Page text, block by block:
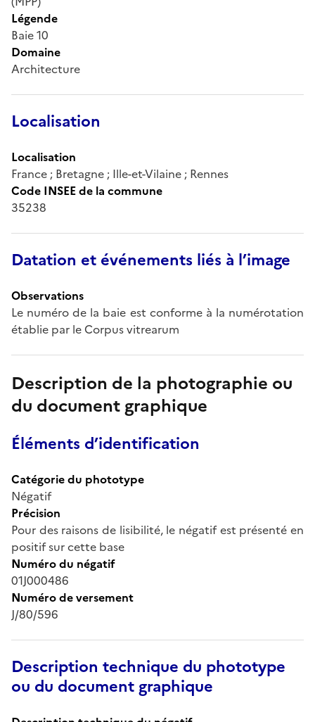
Légende
Baie 10
Domaine
Architecture
Localisation
Localisation
France ; Bretagne ; Ille-et-Vilaine ; Rennes
Code INSEE de la commune
35238
Datation et événements liés à l’image
Observations
Le numéro de la baie est conforme à la numérotation
établie par le Corpus vitrearum
Description de la photographie ou
du document graphique
Éléments d’identification
Catégorie du phototype
Négatif
Précision
Pour des raisons de lisibilité, le négatif est présenté en
positif sur cette base
Numéro du négatif
01J000486
Numéro de versement
J/80/596
Description technique du phototype
ou du document graphique